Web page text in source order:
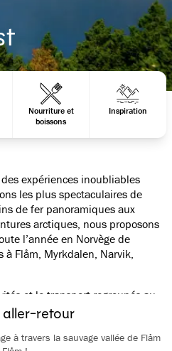
Nourriture et
boissons
Inspiration
expériences inoubliables
les plus spectaculaires de
de fer panoramiques aux
arctiques, nous proposons
l’année en Norvège de
à Flåm, Myrkdalen, Narvik,
et le transport regroupés au
de ton voyage devient
fjords, empruntes le célèbre
en hiver ou en été,
aller-retour
à travers la sauvage vallée de Flåm